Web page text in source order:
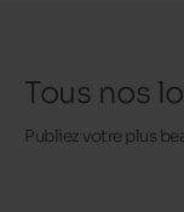
Tous nos
Publiez votre plus